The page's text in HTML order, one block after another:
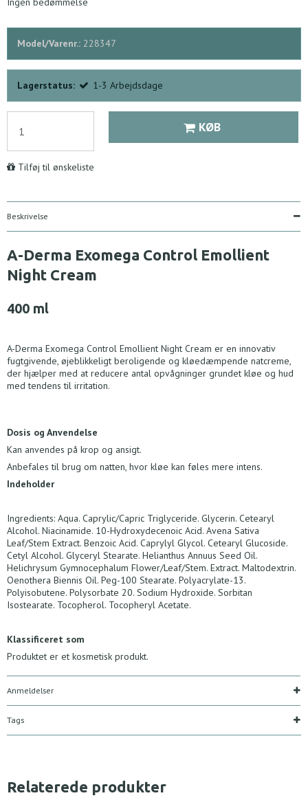
Model/Varenr.: 228347
Lagerstatus: 1-3 Arbejdsdage
KØB
Tilføj til ønskeliste
Beskrivelse
A-Derma Exomega Control Emollient
Night Cream
400 ml
A-Derma Exomega Control Emollient Night Cream er en innovativ
fugtgivende, øjeblikkeligt beroligende og kløedæmpende natcreme,
der hjælper med at reducere antal opvågninger grundet kløe og hud
med tendens til irritation.
Dosis og Anvendelse
Kan anvendes på krop og ansigt.
Anbefales til brug om natten, hvor kløe kan føles mere intens.
Indeholder
Ingredients: Aqua. Caprylic/Capric Triglyceride. Glycerin. Cetearyl
Alcohol. Niacinamide. 10-Hydroxydecenoic Acid. Avena Sativa
Leaf/Stem Extract. Benzoic Acid. Caprylyl Glycol. Cetearyl Glucoside.
Cetyl Alcohol. Glyceryl Stearate. Helianthus Annuus Seed Oil.
Helichrysum Gymnocephalum Flower/Leaf/Stem. Extract. Maltodextrin.
Oenothera Biennis Oil. Peg-100 Stearate. Polyacrylate-13.
Polyisobutene. Polysorbate 20. Sodium Hydroxide. Sorbitan
Isostearate. Tocopherol. Tocopheryl Acetate.
Klassificeret som
Produktet er et kosmetisk produkt.
Anmeldelser
Tags
Relaterede produkter